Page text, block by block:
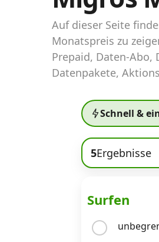
Abos für Tablets,
Tarifrechner
Der gute alte
Alle Anbieter
Mobilfunknetz
Handy-Abo-Aktionen
Handy-Abo
Auf dieser Seite
Monatspreis zu
Prepaid, Daten-Abo,
Datenpakete,
Schnell &
5Ergebnisse
Surfen